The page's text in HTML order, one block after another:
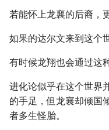
若能怀上龙襄的后裔，
如果的达尔文来到这个
有时候龙翔也会通过这
进化论似乎在这个世界
的手足，但龙襄却倾国
者多生怪胎。